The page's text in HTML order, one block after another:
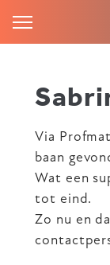
Via
baan
Wat een
tot eind.
Zo nu en